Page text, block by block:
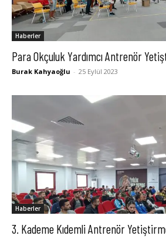
Haberler
Para Okçuluk Yardımcı Antrenör
Burak Kahyaoğlu - 25 Eylül 2023
Haberler
3. Kademe Kıdemli Antrenör